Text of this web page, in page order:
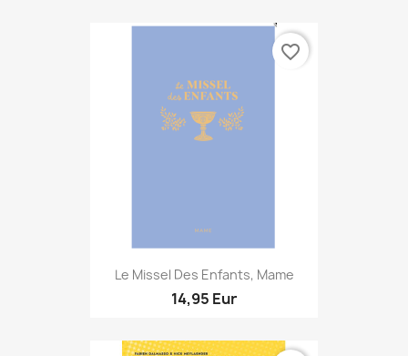
Le Missel Des Enfants, Mame
14,95 Eur
favorite_border